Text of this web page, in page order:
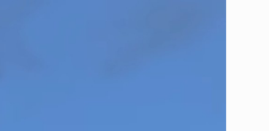
para exigir 'cobro de piso'
Miguel el Alto
vínculos entre el gobierno de México y el crimen organizado
del Vaticano